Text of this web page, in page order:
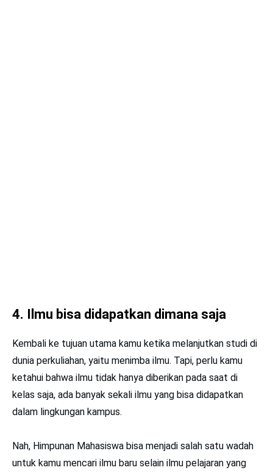
4. Ilmu bisa didapatkan dimana saja
Kembali ke tujuan utama kamu ketika melanjutkan studi di
dunia perkuliahan, yaitu menimba ilmu. Tapi, perlu kamu
ketahui bahwa ilmu tidak hanya diberikan pada saat di
kelas saja, ada banyak sekali ilmu yang bisa didapatkan
dalam lingkungan kampus.
Nah, Himpunan Mahasiswa bisa menjadi salah satu wadah
untuk kamu mencari ilmu baru selain ilmu pelajaran yang